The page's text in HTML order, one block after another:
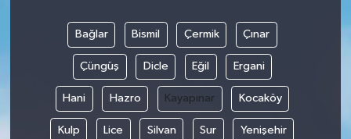
Bağlar Bismil Çermik Çınar
Çüngüş Dicle Eğil Ergani
Hani Hazro Kayapınar Kocaköy
Kulp Lice Silvan Sur Yenişehir